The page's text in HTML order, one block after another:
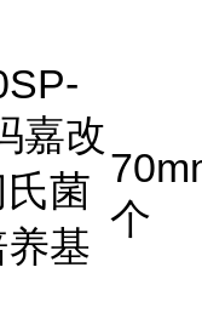
嘉改
氏菌
基
个